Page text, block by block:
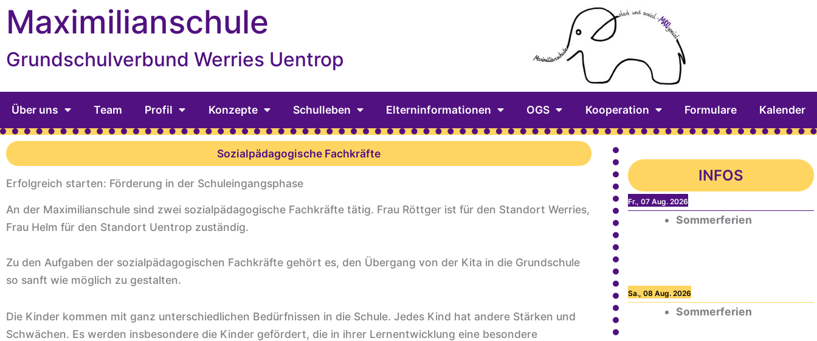
springen
Zum
Inhalt
Maximilianschule
Grundschulverbund Werries Uentrop
Über uns Team Profil Konzepte Schulleben Elterninformationen OGS Kooperation Formulare Kalender
Sozialpädagogische Fachkräfte
Erfolgreich starten: Förderung in der Schuleingangsphase
An der Maximilianschule sind zwei sozialpädagogische Fachkräfte tätig. Frau Röttger ist für den Standort Werries,
Frau Helm für den Standort Uentrop zuständig.
Zu den Aufgaben der sozialpädagogischen Fachkräfte gehört es, den Übergang von der Kita in die Grundschule
so sanft wie möglich zu gestalten.
Die Kinder kommen mit ganz unterschiedlichen Bedürfnissen in die Schule. Jedes Kind hat andere Stärken und
Schwächen. Es werden insbesondere die Kinder gefördert, die in ihrer Lernentwicklung eine besondere
INFOS
Fr., 07 Aug. 2026
Sommerferien
Sa., 08 Aug. 2026
Sommerferien